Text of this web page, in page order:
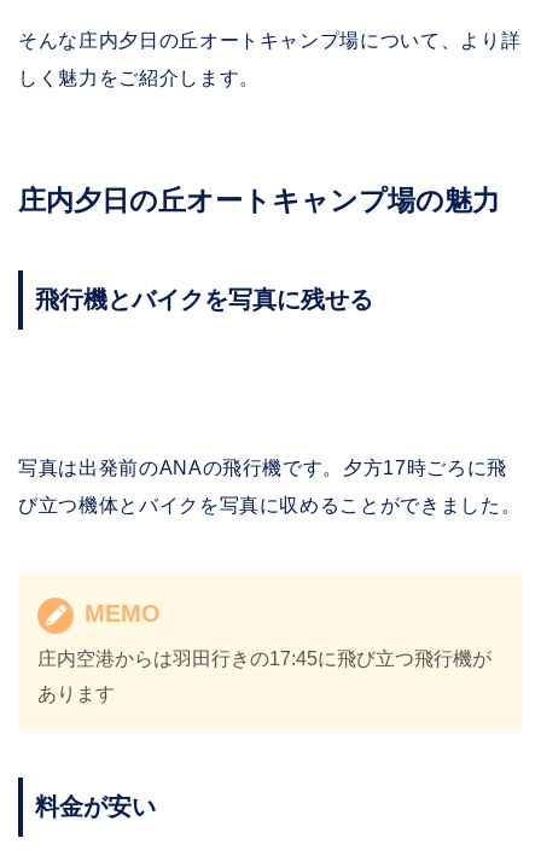
そんな庄内夕日の丘オートキャンプ場について、より詳
しく魅力をご紹介します。
庄内夕日の丘オートキャンプ場の魅力
飛行機とバイクを写真に残せる
写真は出発前のANAの飛行機です。夕方17時ごろに飛
び立つ機体とバイクを写真に収めることができました。
MEMO
庄内空港からは羽田行きの17:45に飛び立つ飛行機が
あります
料金が安い